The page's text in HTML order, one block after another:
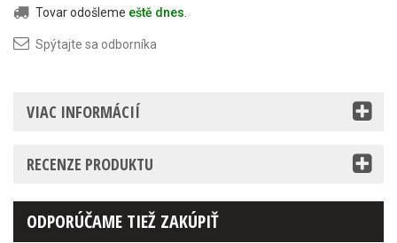
Tovar odošleme eště dnes
Spýtajte sa odborníka
VIAC INFORMÁCIÍ
RECENZE PRODUKTU
ODPORÚČAME TIEŽ ZAKÚPIŤ